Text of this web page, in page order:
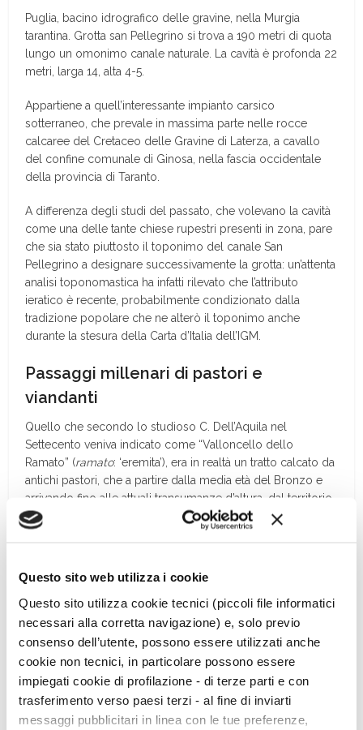
Questo sito web utilizza i cookie
Questo sito utilizza cookie tecnici (piccoli file informatici
necessari alla corretta navigazione) e, solo previo
consenso dell’utente, possono essere utilizzati anche
cookie non tecnici, in particolare possono essere
impiegati cookie di profilazione - di terze parti e con
trasferimento verso paesi terzi - al fine di inviarti
messaggi pubblicitari in linea con le tue preferenze,
Puglia, bacino idrografico delle gravine, nella Murgia
tarantina. Grotta san Pellegrino si trova a 190 metri di quota
lungo un omonimo canale naturale. La cavità è profonda 22
metri, larga 14, alta 4-5.
Appartiene a quell’interessante impianto carsico
sotterraneo, che prevale in massima parte nelle rocce
calcaree del Cretaceo delle Gravine di Laterza, a cavallo
del confine comunale di Ginosa, nella fascia occidentale
della provincia di Taranto.
A differenza degli studi del passato, che volevano la cavità
come una delle tante chiese rupestri presenti in zona, pare
che sia stato piuttosto il toponimo del canale San
Pellegrino a designare successivamente la grotta: un’attenta
analisi toponomastica ha infatti rilevato che l’attributo
ieratico è recente, probabilmente condizionato dalla
tradizione popolare che ne alterò il toponimo anche
durante la stesura della Carta d’Italia dell’IGM.
Passaggi millenari di pastori e
viandanti
Quello che secondo lo studioso C. Dell’Aquila nel
Settecento veniva indicato come “Valloncello dello
Ramato” (ramato: ‘eremita’), era in realtà un tratto calcato da
antichi pastori, che a partire dalla media età del Bronzo e
arrivando fino alle attuali transumanze d’altura, dal territorio
potentino si riversano nella pianura tarantina.
da viandanti e probabilmente usufruita anche da pellegrini
cristiani che calcavano un lungo impianto viario (che
collegava la Lucania alla Peucezia e alla via Appia per la
Messapia) ove pare ubicarsi, come stazione di snodo,
proprio Grotta San Pellegrino: questa lunga via, in parte
studiata alla metà del secolo scorso da Dinu Adamesteanu
strada percorsa dagli antichi greci”, fu ripercorsa da san